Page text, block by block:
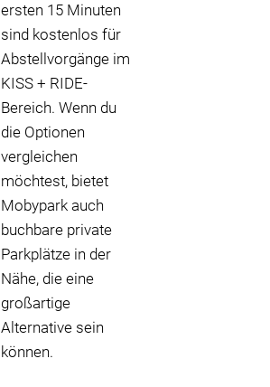
ersten 15 Minuten
sind kostenlos für
Abstellvorgänge im
KISS + RIDE-
Bereich. Wenn du
die Optionen
vergleichen
möchtest, bietet
Mobypark auch
buchbare private
Parkplätze in der
Nähe, die eine
großartige
Alternative sein
können.